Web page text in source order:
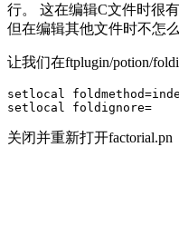
行。 这在编辑C文件时很
但在编辑其他文件时不怎么
让我们在ftplugin/potion/
setlocal
关闭并重新打开